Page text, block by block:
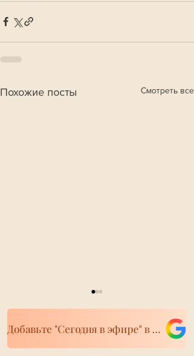
Похожие посты Смотреть все
Добавьте "Сегодня в эфире" в свои источники